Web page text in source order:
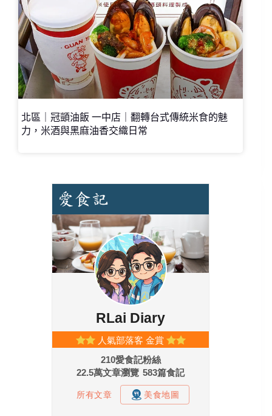
北區｜冠顗油飯 一中店｜翻轉台式傳統米食的魅
力，米酒與黑麻油香交織日常